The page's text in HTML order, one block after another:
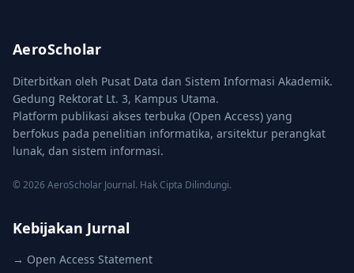
AeroScholar
Diterbitkan oleh Pusat Data dan Sistem Informasi Akademik.
Gedung Rektorat Lt. 3, Kampus Utama.
Platform publikasi akses terbuka (Open Access) yang
berfokus pada penelitian informatika, arsitektur perangkat
lunak, dan sistem informasi.
© 2026 AeroScholar Journal. Hak Cipta Dilindungi.
Kebijakan Jurnal
→ Open Access Statement